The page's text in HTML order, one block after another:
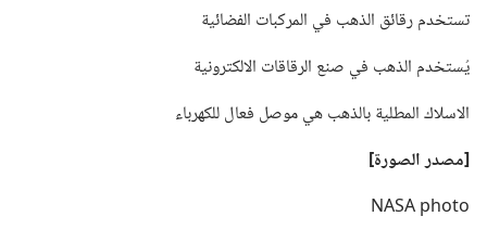
تستخدم رقائق الذهب في المركبات الفضائية
يُستخدم الذهب في صنع الرقاقات الالكترونية
الاسلاك المطلية بالذهب هي موصل فعال للكهرباء
‏[مصدر الصورة]‏
NASA photo